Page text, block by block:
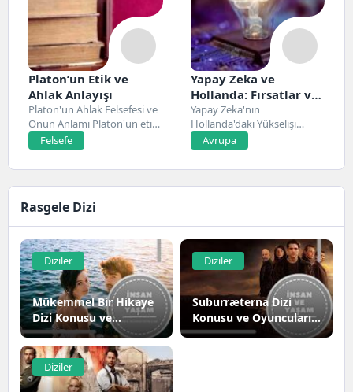
Platon’un Etik ve
Ahlak Anlayışı
Platon'un Ahlak Felsefesi ve
Onun Anlamı Platon'un etik
ve ahlak...
Felsefe
Yapay Zeka ve
Hollanda: Fırsatlar ve
Zorluklar
Yapay Zeka'nın
Hollanda'daki Yükselişi
Hollanda, son yıllarda yapay
zeka alanında...
Avrupa
Rasgele Dizi
Diziler
Mükemmel Bir Hikaye
Dizi Konusu ve
Oyuncuları | Netflix
Diziler
Suburræterna Dizi
Konusu ve Oyuncuları |
Netflix
Diziler